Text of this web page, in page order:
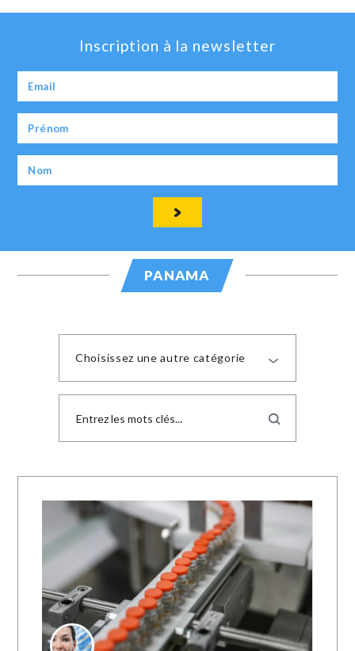
Inscription à la newsletter
PANAMA
Choisissez une autre catégorie